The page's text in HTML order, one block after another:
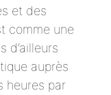
et des
comme une
d’ailleurs
auprès
heures par